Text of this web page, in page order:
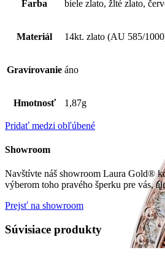
Farba biele zlato, žlté zlato,
Materiál 14kt. zlato (AU 585/
Gravírovanie áno
Hmotnosť 1,87g
Pridať medzi obľúbené
Showroom
Navštívte náš showroom Laura Gold®
výberom toho pravého šperku pre vás,
Prejsť na showroom
Súvisiace produkty